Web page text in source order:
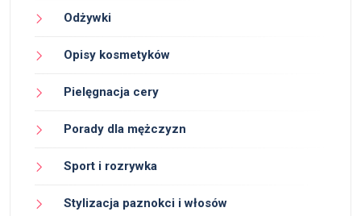
Odżywki
Opisy kosmetyków
Pielęgnacja cery
Porady dla mężczyzn
Sport i rozrywka
Stylizacja paznokci i włosów